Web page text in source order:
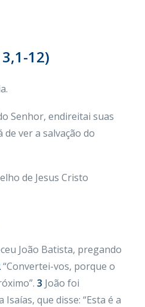
12)
Senhor, endireitai suas
de ver a salvação do
de Jesus Cristo
João Batista, pregando
“Convertei-vos, porque o
3 João foi
que disse: “Esta é a